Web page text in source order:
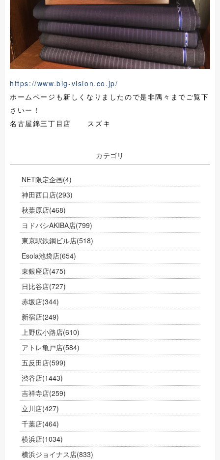
https://www.big-vision.co.jp/
ホームページも新しくなりましたので是非隅々までご覧下
さいー！
名古屋錦三丁目店 スズキ
カテゴリ
NET限定企画(4)
神田西口店(293)
秋葉原店(468)
ヨドバシAKIBA店(799)
東京駅鉄鋼ビル店(518)
Esola池袋店(654)
東銀座店(475)
日比谷店(727)
赤坂店(344)
新宿店(249)
上野広小路店(610)
アトレ亀戸店(584)
五反田店(599)
渋谷店(1443)
吉祥寺店(259)
立川店(427)
千葉店(464)
横浜店(1034)
横浜ジョイナス店(833)